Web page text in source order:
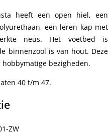
heeft een open hiel, een
een leren kap met
neus. Het voetbed is
binnenzool is van hout. Deze
bezigheden.
40 t/m 47.
ZW